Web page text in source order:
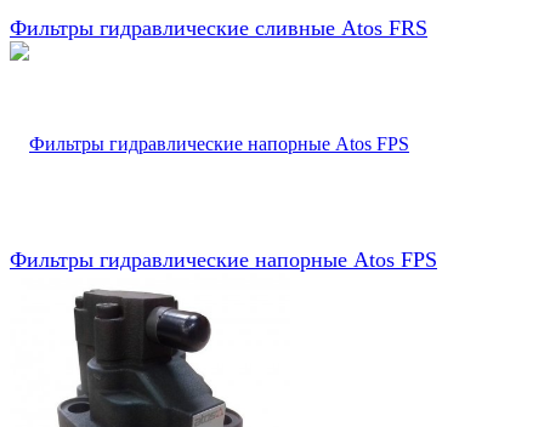
Фильтры гидравлические сливные Atos FRS
Фильтры гидравлические напорные Atos FPS